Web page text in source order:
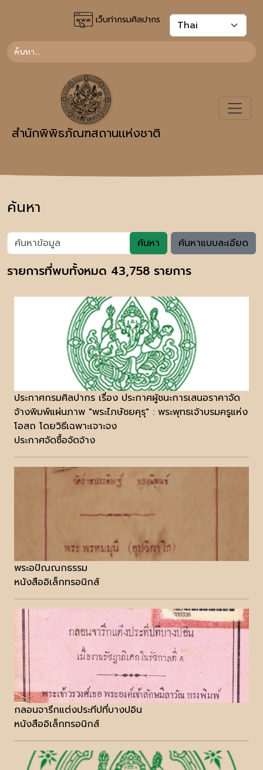
เว็บท่ากรมศิลปากร
สำนักพิพิธภัณฑสถานเเห่งชาติ
ค้นหา
ค้นหา ค้นหาแบบละเอียด
รายการที่พบทั้งหมด 43,758 รายการ
ประกาศกรมศิลปากร เรื่อง ประกาศผู้ชนะการเสนอราคาจัด
จ้างพิมพ์แผ่นภาพ "พระไภษัชยคุรุ" : พระพุทธเจ้าบรมครูแห่ง
โอสถ โดยวิธีเฉพาะเจาะจง
ประกาศจัดซื้อจัดจ้าง
พระอปัณณกธรรม
หนังสืออิเล็กทรอนิกส์
กลอนจารึกแต่งประทีปที่บางปอิน
หนังสืออิเล็กทรอนิกส์